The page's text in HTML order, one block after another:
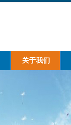
关于我们